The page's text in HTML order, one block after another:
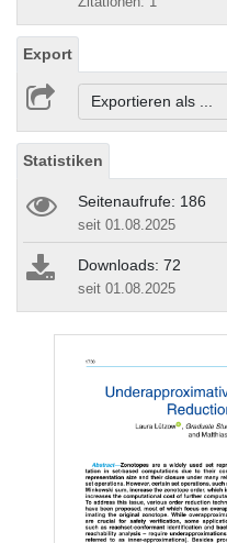
Export
Exportieren als ...
Statistiken
Seitenaufrufe: 186
seit 01.08.2025
Downloads: 72
seit 01.08.2025